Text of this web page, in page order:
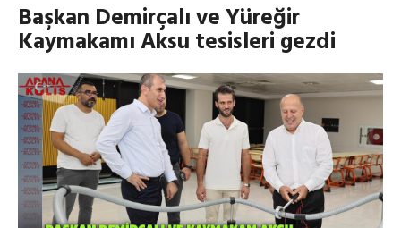
Başkan Demirçalı ve Yüreğir
Kaymakamı Aksu tesisleri gezdi